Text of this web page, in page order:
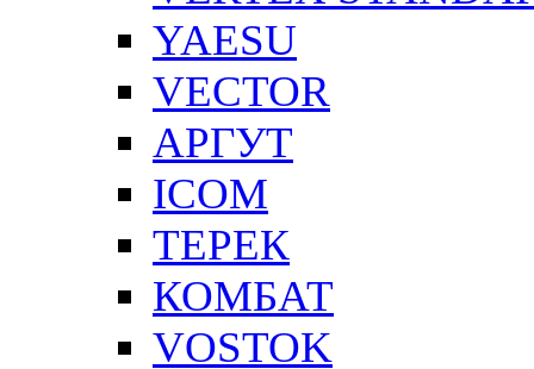
YAESU
VECTOR
АРГУТ
ICOM
ТЕРЕК
КОМБАТ
VOSTOK